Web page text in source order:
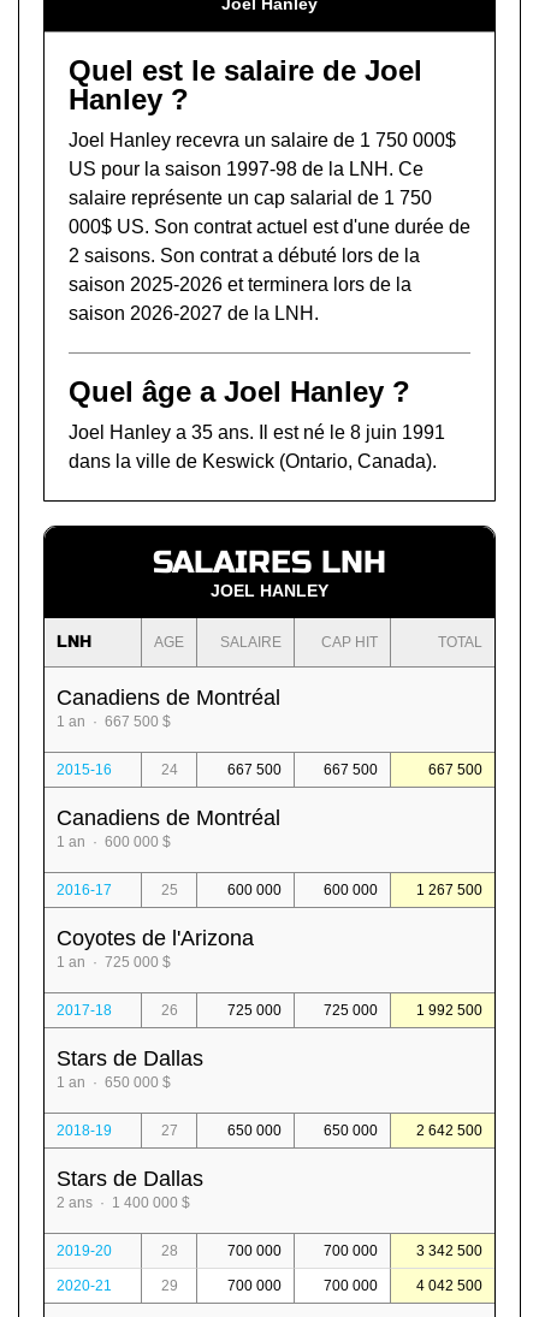
Joel Hanley
Quel est le salaire de Joel
Hanley ?
Joel Hanley recevra un salaire de 1 750 000$
US pour la saison 1997-98 de la LNH. Ce
salaire représente un cap salarial de 1 750
000$ US. Son contrat actuel est d'une durée de
2 saisons. Son contrat a débuté lors de la
saison 2025-2026 et terminera lors de la
saison 2026-2027 de la LNH.
Quel âge a Joel Hanley ?
Joel Hanley a 35 ans. Il est né le 8 juin 1991
dans la ville de Keswick (Ontario, Canada).
SALAIRES LNH
JOEL HANLEY
LNH AGE SALAIRE CAP HIT TOTAL
Canadiens de Montréal
1 an · 667 500 $
2015-16 24 667 500 667 500 667 500
Canadiens de Montréal
1 an · 600 000 $
2016-17 25 600 000 600 000 1 267 500
Coyotes de l'Arizona
1 an · 725 000 $
2017-18 26 725 000 725 000 1 992 500
Stars de Dallas
1 an · 650 000 $
2018-19 27 650 000 650 000 2 642 500
Stars de Dallas
2 ans · 1 400 000 $
2019-20 28 700 000 700 000 3 342 500
2020-21 29 700 000 700 000 4 042 500